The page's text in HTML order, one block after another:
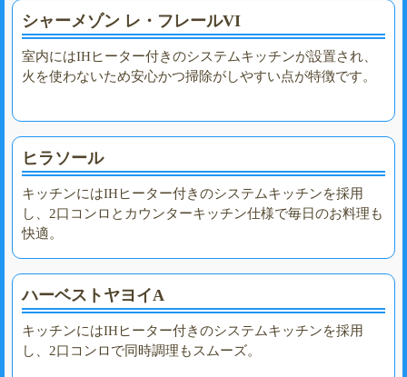
シャーメゾン レ・フレールVI
室内にはIHヒーター付きのシステムキッチンが設置され、
火を使わないため安心かつ掃除がしやすい点が特徴です。
ヒラソール
キッチンにはIHヒーター付きのシステムキッチンを採用
し、2口コンロとカウンターキッチン仕様で毎日のお料理も
快適。
ハーベストヤヨイA
キッチンにはIHヒーター付きのシステムキッチンを採用
し、2口コンロで同時調理もスムーズ。